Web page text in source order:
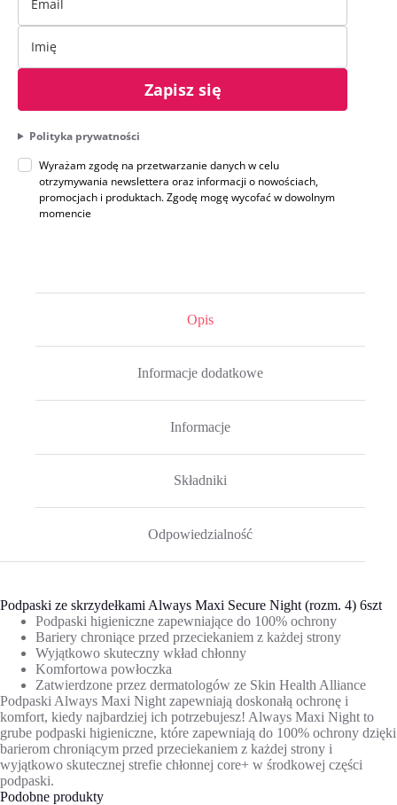
Zapisz się
Polityka prywatności
Wyrażam zgodę na przetwarzanie danych w celu
otrzymywania newslettera oraz informacji o nowościach,
promocjach i produktach. Zgodę mogę wycofać w dowolnym
momencie
Opis
Informacje dodatkowe
Informacje
Składniki
Odpowiedzialność
Podpaski ze skrzydełkami Always Maxi Secure Night (rozm. 4) 6szt
Podpaski higieniczne zapewniające do 100% ochrony
Bariery chroniące przed przeciekaniem z każdej strony
Wyjątkowo skuteczny wkład chłonny
Komfortowa powłoczka
Zatwierdzone przez dermatologów ze Skin Health Alliance
Podpaski Always Maxi Night zapewniają doskonałą ochronę i
komfort, kiedy najbardziej ich potrzebujesz! Always Maxi Night to
grube podpaski higieniczne, które zapewniają do 100% ochrony dzięki
barierom chroniącym przed przeciekaniem z każdej strony i
wyjątkowo skutecznej strefie chłonnej core+ w środkowej części
podpaski.
Podobne produkty